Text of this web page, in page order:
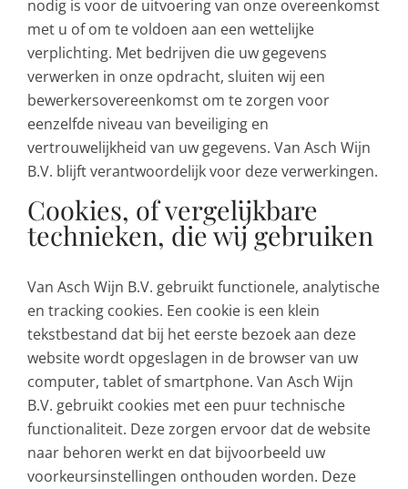
nodig is voor de uitvoering van onze overeenkomst
met u of om te voldoen aan een wettelijke
verplichting. Met bedrijven die uw gegevens
verwerken in onze opdracht, sluiten wij een
bewerkersovereenkomst om te zorgen voor
eenzelfde niveau van beveiliging en
vertrouwelijkheid van uw gegevens. Van Asch Wijn
B.V. blijft verantwoordelijk voor deze verwerkingen.
Cookies, of vergelijkbare
technieken, die wij gebruiken
Van Asch Wijn B.V. gebruikt functionele, analytische
en tracking cookies. Een cookie is een klein
tekstbestand dat bij het eerste bezoek aan deze
website wordt opgeslagen in de browser van uw
computer, tablet of smartphone. Van Asch Wijn
B.V. gebruikt cookies met een puur technische
functionaliteit. Deze zorgen ervoor dat de website
naar behoren werkt en dat bijvoorbeeld uw
voorkeursinstellingen onthouden worden. Deze